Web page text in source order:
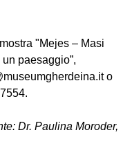
"Mejes – Masi
paesaggio”,
o
Dr. Paulina Moroder,